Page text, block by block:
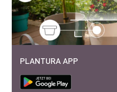
PLANTURA APP